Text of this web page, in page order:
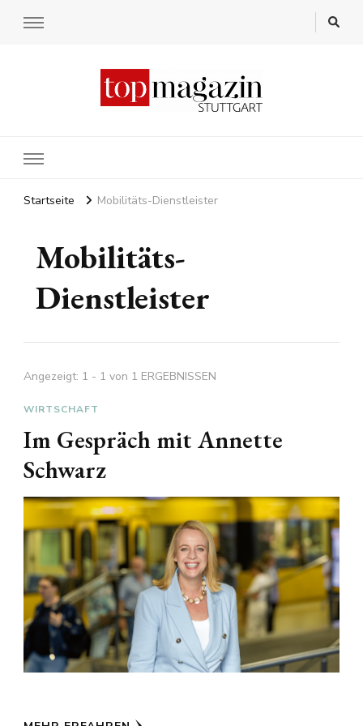
Startseite Mobilitäts-Dienstleister
Mobilitäts-
Dienstleister
Angezeigt: 1 - 1 von 1 ERGEBNISSEN
WIRTSCHAFT
Im Gespräch mit Annette
Schwarz